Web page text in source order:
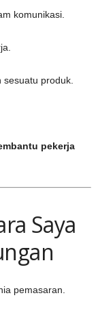
komunikasi.
produk.
pekerja
Saya
pemasaran.